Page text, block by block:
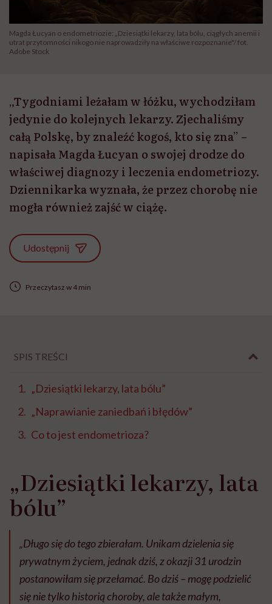
Magda Łucyan o endometriozie: „Dziesiątki lekarzy, lata bólu, ciągłych anemii i
utrat przytomności nikogo nie naprowadziły na właściwe rozpoznanie"/ fot.
Adobe Stock
„Tygodniami leżałam w łóżku, wychodziłam
jedynie do kolejnych lekarzy. Zjechaliśmy
całą Polskę, by znaleźć kogoś, kto się zna” –
napisała Magda Łucyan o swojej drodze do
właściwej diagnozy i leczenia endometriozy.
Dziennikarka wyznała, że przez chorobę nie
mogła również zajść w ciążę.
Udostępnij
Przeczytasz w 4 min
SPIS TREŚCI
„Dziesiątki lekarzy, lata bólu”
„Naprawianie zaniedbań i błędów”
Co to jest endometrioza?
„Dziesiątki lekarzy, lata
bólu”
„Długo się do tego zbierałam. Unikam dzielenia się
prywatnym życiem, jednak dziś, z okazji 31 urodzin
postanowiłam się przełamać. Bo dziś – mogę podzielić
się nie tylko historią choroby, ale także małym,